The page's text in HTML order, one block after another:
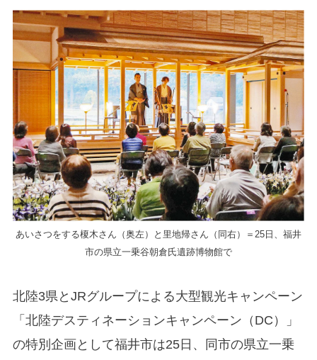
あいさつをする榎木さん（奥左）と里地帰さん（同右）＝25日、福井
市の県立一乗谷朝倉氏遺跡博物館で
北陸3県とJRグループによる大型観光キャンペーン
「北陸デスティネーションキャンペーン（DC）」
の特別企画として福井市は25日、同市の県立一乗